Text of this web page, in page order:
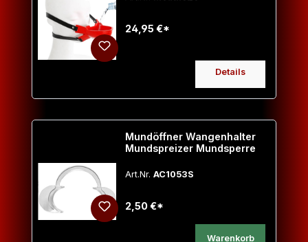
24,95 €*
Details
Mundöffner Wangenhalter
Mundspreizer Mundsperre
Art.Nr. AC1053S
2,50 €*
Warenkorb